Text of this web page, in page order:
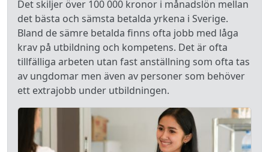
Det skiljer över 100 000 kronor i månadslön mellan
det bästa och sämsta betalda yrkena i Sverige.
Bland de sämre betalda finns ofta jobb med låga
krav på utbildning och kompetens. Det är ofta
tillfälliga arbeten utan fast anställning som ofta tas
av ungdomar men även av personer som behöver
ett extrajobb under utbildningen.